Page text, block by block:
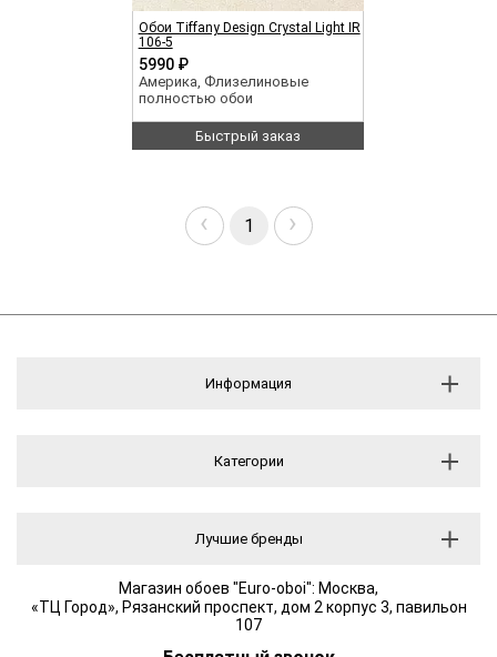
Обои Tiffany Design Crystal Light IR
106-5
5990 ₽
Америка, Флизелиновые
полностью обои
Быстрый заказ
‹ 1 ›
Информация
Категории
Лучшие бренды
Магазин обоев "Euro-oboi": Москва,
«ТЦ Город», Рязанский проспект, дом 2 корпус 3, павильон
107